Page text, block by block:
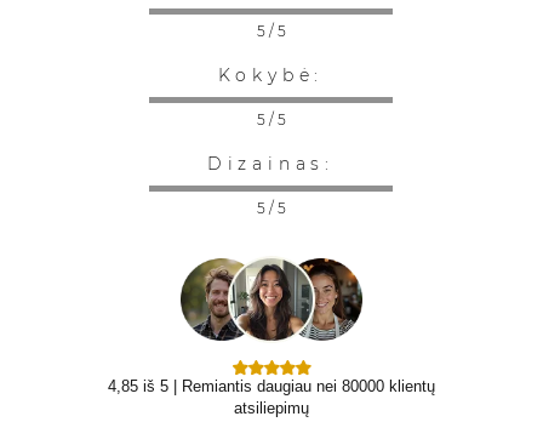
5 / 5
Kokybė:
5 / 5
Dizainas:
5 / 5
4,85 iš 5 | Remiantis daugiau nei 80000 klientų
atsiliepimų